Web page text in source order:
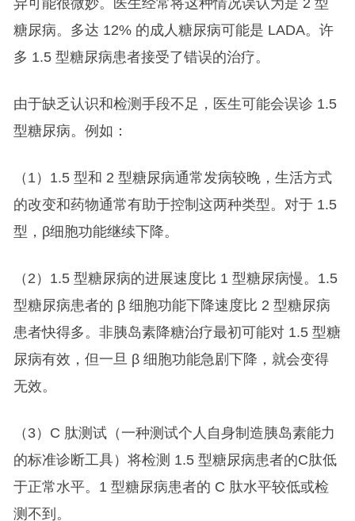
异可能很微妙。医生经常将这种情况误认为是 2 型
糖尿病。多达 12% 的成人糖尿病可能是 LADA。许
多 1.5 型糖尿病患者接受了错误的治疗。
由于缺乏认识和检测手段不足，医生可能会误诊 1.5
型糖尿病。例如：
（1）1.5 型和 2 型糖尿病通常发病较晚，生活方式
的改变和药物通常有助于控制这两种类型。对于 1.5
型，β细胞功能继续下降。
（2）1.5 型糖尿病的进展速度比 1 型糖尿病慢。1.5
型糖尿病患者的 β 细胞功能下降速度比 2 型糖尿病
患者快得多。非胰岛素降糖治疗最初可能对 1.5 型糖
尿病有效，但一旦 β 细胞功能急剧下降，就会变得
无效。
（3）C 肽测试（一种测试个人自身制造胰岛素能力
的标准诊断工具）将检测 1.5 型糖尿病患者的C肽低
于正常水平。1 型糖尿病患者的 C 肽水平较低或检
测不到。